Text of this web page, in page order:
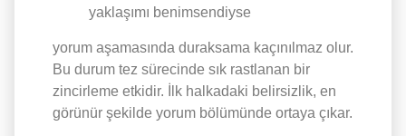
yaklaşımı benimsendiyse
yorum aşamasında duraksama kaçınılmaz olur.
Bu durum tez sürecinde sık rastlanan bir
zincirleme etkidir. İlk halkadaki belirsizlik, en
görünür şekilde yorum bölümünde ortaya çıkar.